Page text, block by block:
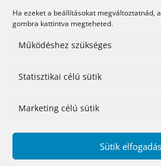
Ha ezeket a beállításokat megváltoztatnád, a
gombra kattintva megteheted.
Működéshez szükséges
Statisztikai célú sütik
Marketing célú sütik
Sütik
Bakery bővítmény
törekedtem a teljes
hasonló elvek alapján
Nem írnék Pro és